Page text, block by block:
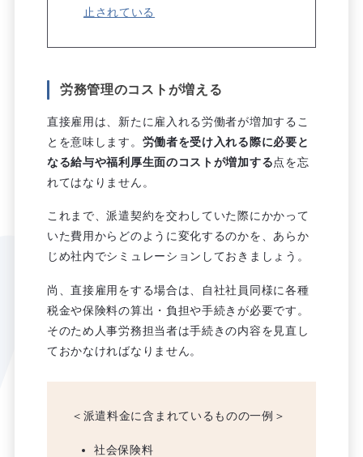
止されている
労務管理のコストが増える
直接雇用は、新たに雇入れる労働者が増加するこ
とを意味します。 労働者を受け入れる際に必要と
なる給与や福利厚生面のコストが増加する点を忘
れてはなりません。
これまで、派遣契約を交わしていた際にかかって
いた費用からどのように変化するのかを、あらか
じめ社内でシミュレーションしておきましょう。
尚、直接雇用をする場合は、自社社員同様に各種
税金や保険料の算出・負担や手続きが必要です。
そのため人事労務担当者は手続きの内容を見直し
ておかなければなりません。
＜派遣料金に含まれているものの一例＞
社会保険料